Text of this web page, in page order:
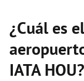
¿Cuál es
IATA HOU?